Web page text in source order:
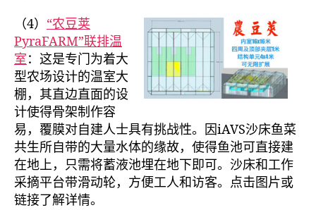
（4） “农豆荚
PyraFARM”联排温
室：这是专门为着大
型农场设计的温室大
棚，其直边直面的设
计使得骨架制作容
易，覆膜对自建人士具有挑战性。因iAVS沙床鱼菜
共生所自带的大量水体的缘故，使得鱼池可直接建
在地上，只需将蓄液池埋在地下即可。沙床和工作
采摘平台带滑动轮，方便工人和访客。点击图片或
链接了解详情。